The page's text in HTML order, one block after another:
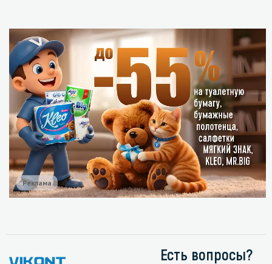
Реклама
Есть вопросы?